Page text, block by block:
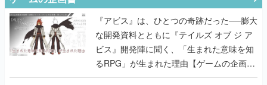
『アビス』は、ひとつの奇跡だった──膨大
な開発資料とともに『テイルズ オブ ジ ア
ビス』開発陣に聞く、「生まれた意味を知
るRPG」が生まれた理由【ゲームの企画
書】